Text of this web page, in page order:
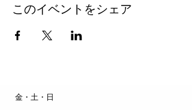
このイベントをシェア
​金・土・日